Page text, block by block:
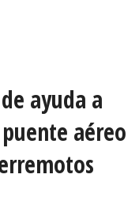
ayuda a
aéreo